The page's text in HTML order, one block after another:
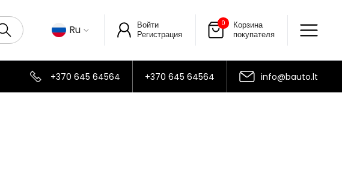
Ru
Войти
Регистрация
0
Корзина
покупателя
+370 645 64564 +370 645 64564 info@bauto.lt